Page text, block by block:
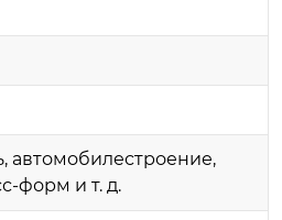
автомобилестроение,
форм и т. д.